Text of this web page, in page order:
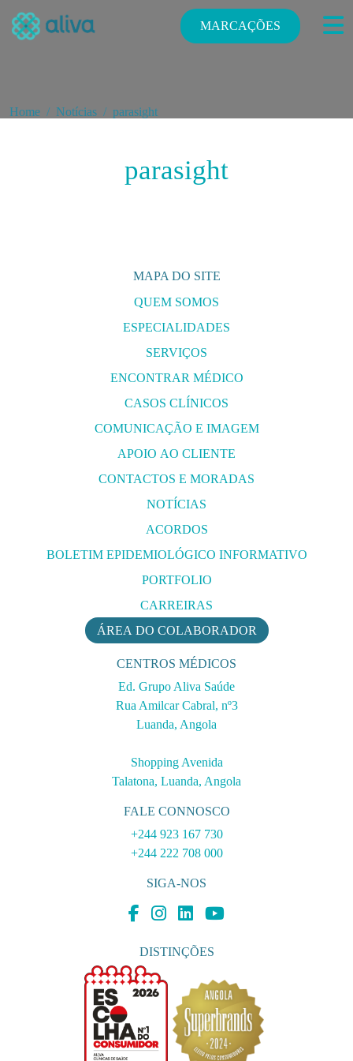
MARCAÇÕES
Home Notícias parasight
parasight
MAPA DO SITE
QUEM SOMOS
ESPECIALIDADES
SERVIÇOS
ENCONTRAR MÉDICO
CASOS CLÍNICOS
COMUNICAÇÃO E IMAGEM
APOIO AO CLIENTE
CONTACTOS E MORADAS
NOTÍCIAS
ACORDOS
BOLETIM EPIDEMIOLÓGICO INFORMATIVO
PORTFOLIO
CARREIRAS
ÁREA DO COLABORADOR
CENTROS MÉDICOS
Ed. Grupo Aliva Saúde
Rua Amilcar Cabral, nº3
Luanda, Angola
Shopping Avenida
Talatona, Luanda, Angola
FALE CONNOSCO
+244 923 167 730
+244 222 708 000
SIGA-NOS
DISTINÇÕES